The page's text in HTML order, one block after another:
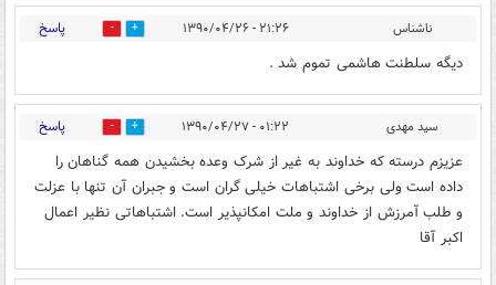
ناشناس ۲۱:۲۶ - ۱۳۹۰/۰۴/۲۶ 0 پاسخ
دیگه سلطنت هاشمی تموم شد .
سید مهدی ۰۱:۲۲ - ۱۳۹۰/۰۴/۲۷ 0 پاسخ
عزیزم درسته که خداوند به غیر از شرک وعده بخشیدن همه گناهان را
داده است ولی برخی اشتباهات خیلی گران است و جبران آن تنها با عزلت
و طلب آمرزش از خداوند و ملت امکانپذیر است. اشتباهاتی نظیر اعمال
اکبر آقا